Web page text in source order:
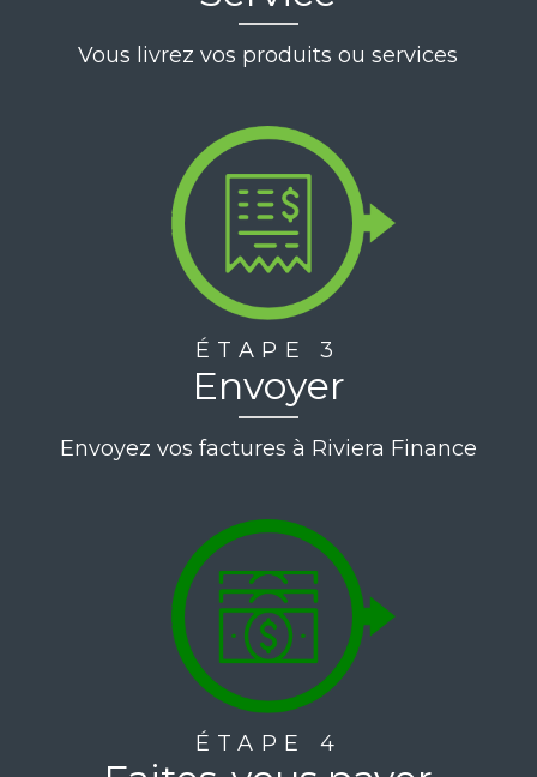
Vous livrez vos produits ou services
ÉTAPE 3
Envoyer
Envoyez vos factures à Riviera Finance
ÉTAPE 4